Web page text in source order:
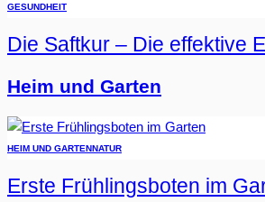
GESUNDHEIT
Die Saftkur – Die effektive
Heim und Garten
HEIM UND GARTENNATUR
Erste Frühlingsboten im